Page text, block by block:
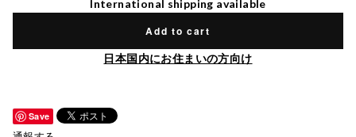
International shipping available
Add to cart
日本国内にお住まいの方向け
Save